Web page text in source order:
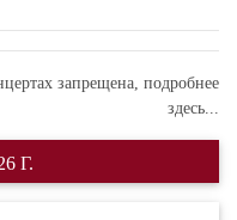
запрещена, подробнее
здесь...
Г.